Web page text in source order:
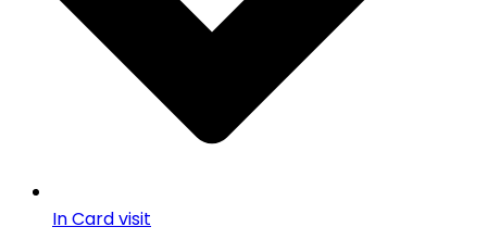
In Card visit